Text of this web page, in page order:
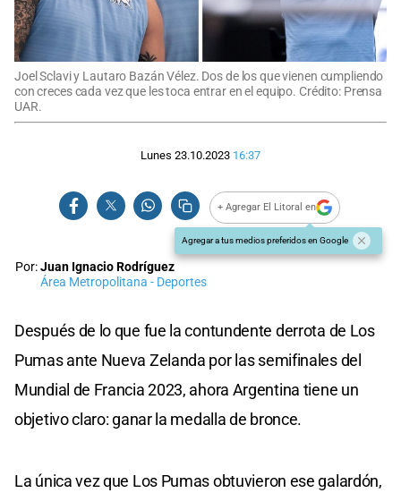
Joel Sclavi y Lautaro Bazán Vélez. Dos de los que vienen cumpliendo
con creces cada vez que les toca entrar en el equipo. Crédito: Prensa
UAR.
Lunes 23.10.2023 16:37
+ Agregar El Litoral en
Agregar a tus medios preferidos en Google
Por:Juan Ignacio Rodríguez
Área Metropolitana - Deportes
Después de lo que fue la contundente derrota de Los
Pumas ante Nueva Zelanda por las semifinales del
Mundial de Francia 2023, ahora Argentina tiene un
objetivo claro: ganar la medalla de bronce.
La única vez que Los Pumas obtuvieron ese galardón,